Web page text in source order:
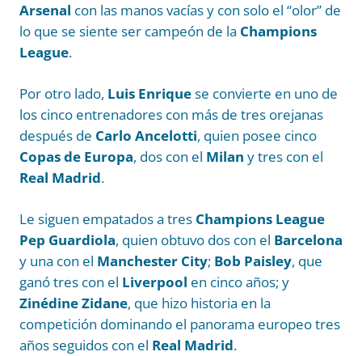
Arsenal con las manos vacías y con solo el “olor” de
lo que se siente ser campeón de la Champions
League.
Por otro lado, Luis Enriquese convierte en uno de
los cinco entrenadores con más de tres orejanas
después de Carlo Ancelotti, quien posee cinco
Copas de Europa, dos con el Milan y tres con el
Real Madrid.
Le siguen empatados a tres Champions League
Pep Guardiola, quien obtuvo dos con el Barcelona
y una con el Manchester City; Bob Paisley, que
ganó tres con el Liverpool en cinco años; y
Zinédine Zidane, que hizo historia en la
competición dominando el panorama europeo tres
años seguidos con el Real Madrid.